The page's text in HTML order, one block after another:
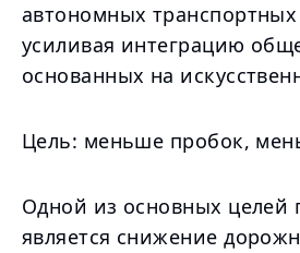
автономных транспортных
усиливая интеграцию
основанных на
Цель: меньше пробок,
Одной из основных целей
является снижение